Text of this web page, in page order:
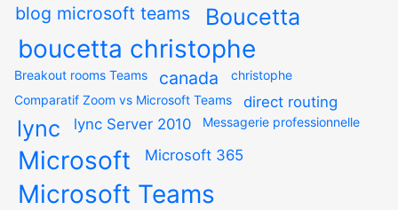
blog microsoft teams Boucetta
boucetta christophe
Breakout rooms Teams canada
christophe
Comparatif Zoom vs Microsoft Teams
direct routing
lync lync Server 2010 Messagerie professionnelle
Microsoft Microsoft 365
Microsoft Teams